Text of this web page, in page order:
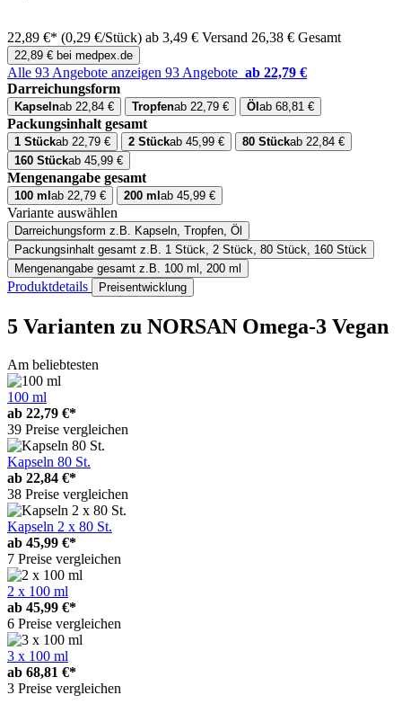
22,89 €* (0,29 €/Stück) ab 3,49 € Versand 26,38 € Gesamt
22,89 € bei medpex.de
Alle 93 Angebote anzeigen 93 Angebote ab 22,79 €
Darreichungsform
Kapselnab 22,84 € Tropfenab 22,79 € Öl ab 68,81 €
Packungsinhalt gesamt
1 Stückab 22,79 € 2 Stückab 45,99 € 80 Stückab 22,84 €
160 Stückab 45,99 €
Mengenangabe gesamt
100 ml ab 22,79 € 200 ml ab 45,99 €
Variante auswählen
Darreichungsform z.B. Kapseln, Tropfen, Öl
Packungsinhalt gesamt z.B. 1 Stück, 2 Stück, 80 Stück, 160 Stück
Mengenangabe gesamt z.B. 100 ml, 200 ml
Produktdetails Preisentwicklung
5 Varianten zu NORSAN Omega-3 Vegan
Am beliebtesten
100 ml
ab 22,79 €*
39 Preise vergleichen
Kapseln 80 St.
ab 22,84 €*
38 Preise vergleichen
Kapseln 2 x 80 St.
ab 45,99 €*
7 Preise vergleichen
2 x 100 ml
ab 45,99 €*
6 Preise vergleichen
3 x 100 ml
ab 68,81 €*
3 Preise vergleichen